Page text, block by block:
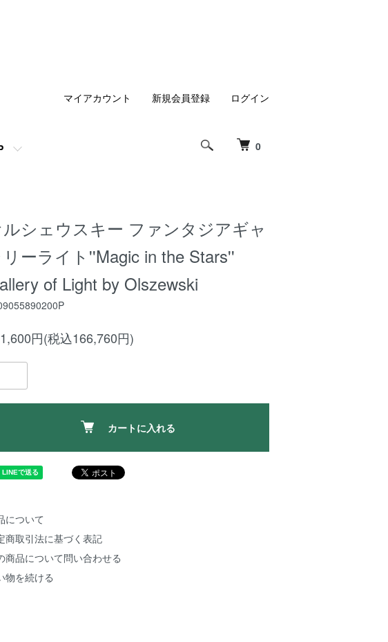
0
マイアカウント 新規会員登録 ログイン
シェウスキー ファンタジアギャ
ーライト''Magic in the Stars''
of Light by Olszewski
円(税込166,760円)
カートに入れる
について
商取引法に基づく表記
商品について問い合わせる
物を続ける